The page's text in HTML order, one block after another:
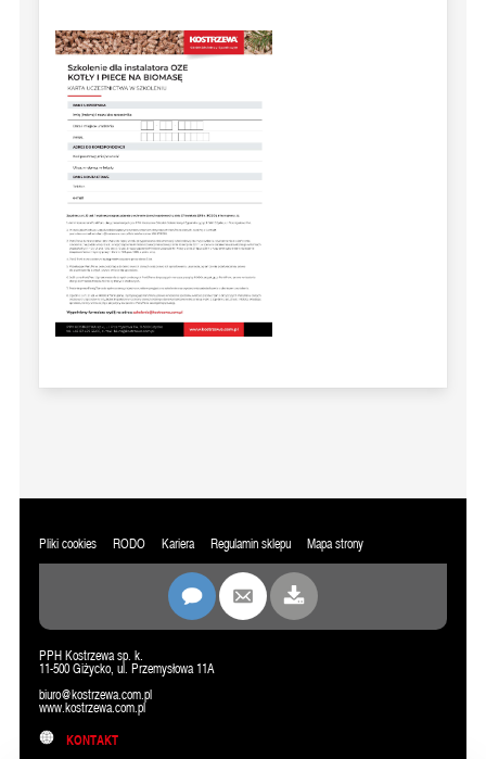
Pliki cookies RODO Kariera Regulamin sklepu Mapa strony
PPH Kostrzewa sp. k.
11-500 Giżycko, ul. Przemysłowa 11A
biuro@kostrzewa.com.pl
www.kostrzewa.com.pl
KONTAKT